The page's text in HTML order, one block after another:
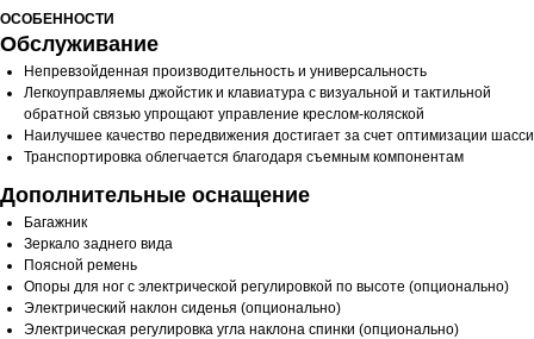
ОСОБЕННОСТИ
Обслуживание
Непревзойденная производительность и универсальность
Легкоуправляемы джойстик и клавиатура с визуальной и тактильной
обратной связью упрощают управление креслом-коляской
Наилучшее качество передвижения достигает за счет оптимизации шасси
Транспортировка облегчается благодаря съемным компонентам
Дополнительные оснащение
Багажник
Зеркало заднего вида
Поясной ремень
Опоры для ног с электрической регулировкой по высоте (опционально)
Электрический наклон сиденья (опционально)
Электрическая регулировка угла наклона спинки (опционально)